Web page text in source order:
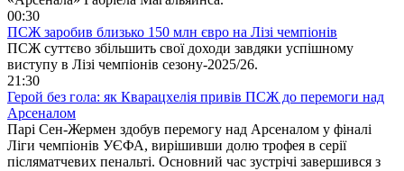
00:30
ПСЖ заробив близько 150 млн євро на Лізі чемпіонів
ПСЖ суттєво збільшить свої доходи завдяки успішному
виступу в Лізі чемпіонів сезону-2025/26.
21:30
Герой без гола: як Кварацхелія привів ПСЖ до перемоги над
Арсеналом
Парі Сен-Жермен здобув перемогу над Арсеналом у фіналі
Ліги чемпіонів УЄФА, вирішивши долю трофея в серії
післяматчевих пенальті. Основний час зустрічі завершився з